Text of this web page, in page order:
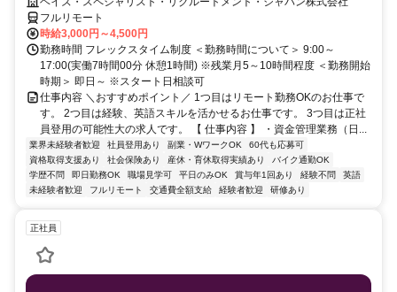
フルリモート
時給3,000円～4,500円
勤務時間 フレックスタイム制度 ＜勤務時間について＞ 9:00～
17:00(実働7時間00分 休憩1時間) ※残業月5～10時間程度 ＜勤務開始
時期＞ 即日～ ※スタート日相談可
仕事内容 ＼おすすめポイント／ 1つ目はリモート勤務OKのお仕事で
す。 2つ目は経験、英語スキルを活かせるお仕事です。 3つ目は正社
員登用の可能性大の求人です。 【 仕事内容 】 ・資金管理業務（日...
業界未経験者歓迎 社員登用あり 副業・WワークOK
60代も応募可
資格取得支援あり
社会保険あり 産休・育休取得実績あり
バイク通勤OK
学歴不問
即日勤務OK 職場見学可 平日のみOK 賞与年1回あり 経験不問
英語
未経験者歓迎
フルリモート 交通費全額支給 経験者歓迎 研修あり
正社員